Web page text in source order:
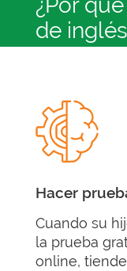
de
Hacer
Cuando su
la prueba
online,